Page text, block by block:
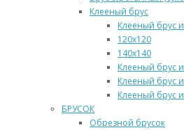
Клееный брус
Клееный брус
120х120
140х140
Клееный брус
Клееный брус
Клееный брус
БРУСОК
Обрезной брусок